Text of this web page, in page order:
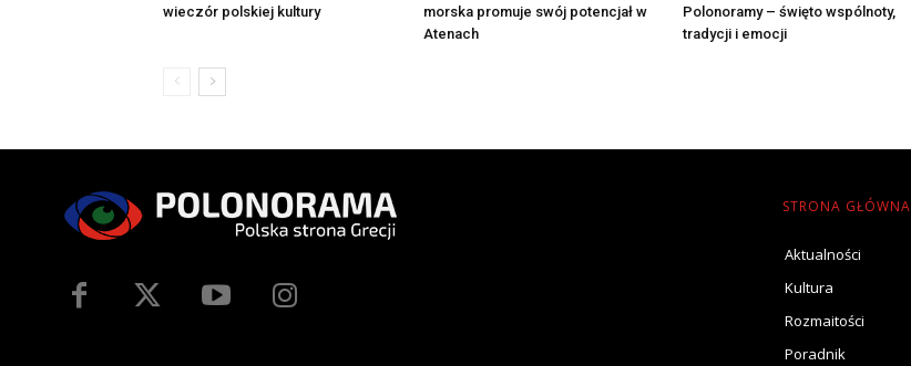
wieczór polskiej kultury
morska promuje swój potencjał w
Atenach
Polonoramy – święto wspólnoty,
tradycji i emocji
STRONA GŁÓWNA
Aktualności
Kultura
Rozmaitości
Poradnik